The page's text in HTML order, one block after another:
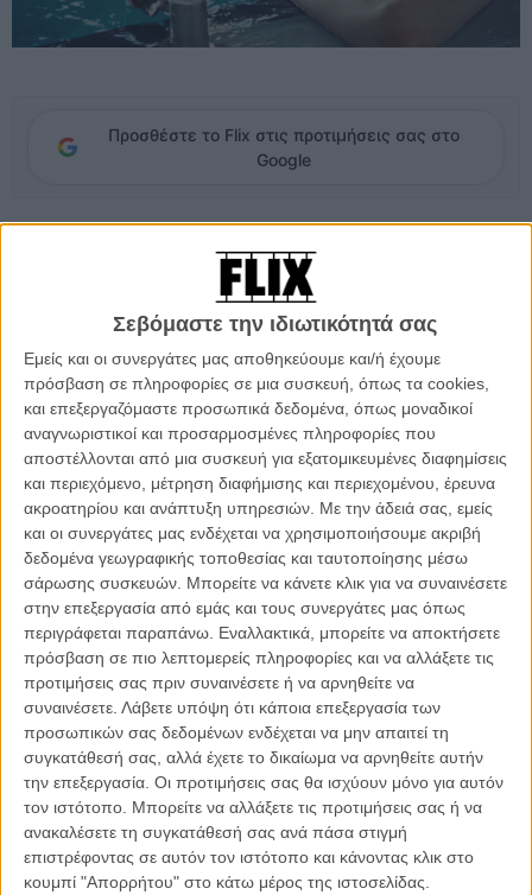
Σεβόμαστε την ιδιωτικότητά σας
Εμείς και οι συνεργάτες μας αποθηκεύουμε και/ή έχουμε
πρόσβαση σε πληροφορίες σε μια συσκευή, όπως τα cookies,
και επεξεργαζόμαστε προσωπικά δεδομένα, όπως μοναδικοί
αναγνωριστικοί και προσαρμοσμένες πληροφορίες που
αποστέλλονται από μια συσκευή για εξατομικευμένες διαφημίσεις
και περιεχόμενο, μέτρηση διαφήμισης και περιεχομένου, έρευνα
ακροατηρίου και ανάπτυξη υπηρεσιών. Με την άδειά σας, εμείς
και οι συνεργάτες μας ενδέχεται να χρησιμοποιήσουμε ακριβή
δεδομένα γεωγραφικής τοποθεσίας και ταυτοποίησης μέσω
σάρωσης συσκευών. Μπορείτε να κάνετε κλικ για να συναινέσετε
στην επεξεργασία από εμάς και τους συνεργάτες μας όπως
περιγράφεται παραπάνω. Εναλλακτικά, μπορείτε να αποκτήσετε
πρόσβαση σε πιο λεπτομερείς πληροφορίες και να αλλάξετε τις
προτιμήσεις σας πριν συναινέσετε ή να αρνηθείτε να
συναινέσετε. Λάβετε υπόψη ότι κάποια επεξεργασία των
προσωπικών σας δεδομένων ενδέχεται να μην απαιτεί τη
συγκατάθεσή σας, αλλά έχετε το δικαίωμα να αρνηθείτε αυτήν
την επεξεργασία. Οι προτιμήσεις σας θα ισχύουν μόνο για αυτόν
τον ιστότοπο. Μπορείτε να αλλάξετε τις προτιμήσεις σας ή να
ανακαλέσετε τη συγκατάθεσή σας ανά πάσα στιγμή
επιστρέφοντας σε αυτόν τον ιστότοπο και κάνοντας κλικ στο
κουμπί "Απορρήτου" στο κάτω μέρος της ιστοσελίδας.
Προσθέστε το Flix στις προτιμήσεις σας στο
Google
πρόσφατα ξαναπαντρευτεί. Για λίγους μήνες ιδιωτικότητας, οι
νιόπαντροι τον στέλνουν να περάσει το καλοκαίρι σε μία αθλητική
καλοκαιρινή κατασκήνωση, όπου θα προπονείται με συνομηλίκους
του στο πόλο. Ήδη νιώθοντας εγκαταλειμμένος κι ευάλωτος, ο
Μπεν εισχωρεί με ανακούφιση στην παρέα των «popular» αγοριών,
οι οποίοι με αρχηγό τον bully Τζέικ επιδίδονται σε καθημερινές
αλητείες.
Σοκαρισμένος ο Μπεν παρατηρεί πόσο εύκολα ο Τζέικ ξεσηκώνει
τους υπόλοιπους στην διαπόμπευση οποιουδήποτε θεωρείται
διαφορετικός. Όπως ο παχύσαρκος, ιδιοσυγκρασιακός, στα όρια
του φάσματος Ελι, τον οποίο απομονώνουν αποκαλώντας την ακμή
του «πανούκλα». Σταδιακά, ο Μπεν θα επαναστατήσει εναντίον
αυτής της σκληρής, απάνθρωπης συμπεριφοράς για να
συνειδητοποιήσει ότι θα βρεθεί εύκολα κι αβίαστα κι ο ίδιος στο
στόχαστρο. Ζώντας μία δεύτερη απόρριψη και εγκατάλειψη, θα
μπορέσει να μην πνιγεί σε αυτή την εφηβική πισίνα πίεσης και
κακοποίησης;
Το 78ο Φεστιβάλ Καννών διεξάγεται φέτος από τις 13 μέχρι και
τις 24 Μαΐου. Το Flix βρίσκεται στις Κάννες για να σας
μεταφέρει όλα όσα συμβαίνουν μέσα και έξω από τις
αίθουσες. Μαθαίνετε όλα τα νέα στο ειδικό τμήμα του Flix που
ανανεώνεται συνεχώς.